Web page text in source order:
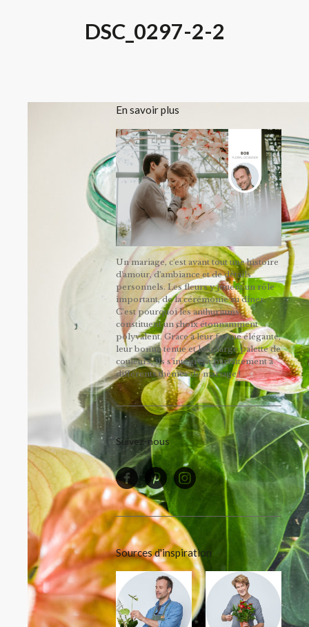
DSC_0297-2-2
En savoir plus
Un mariage, c'est avant tout une histoire
d'amour, d'ambiance et de détails
personnels. Les fleurs y jouent un rôle
important, de la cérémonie au dîner.
C’est pourquoi les anthuriums
constituent un choix étonnamment
polyvalent. Grâce à leur forme élégante,
leur bonne tenue et leur large palette de
couleurs, ils s'intègrent parfaitement à
différents thèmes de mariage !
Suivez-nous
Sources d'inspiration